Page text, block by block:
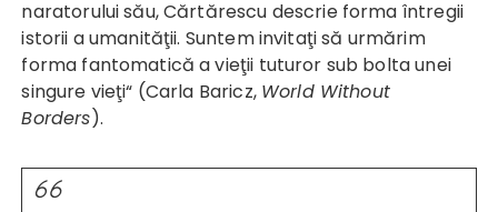
naratorului său, Cărtărescu descrie forma întregii
istorii a umanităţii. Suntem invitaţi să urmărim
forma fantomatică a vieţii tuturor sub bolta unei
singure vieţi“ (Carla Baricz, World Without
Borders).